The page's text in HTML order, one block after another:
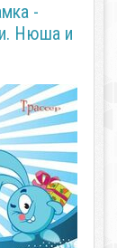
-
Нюша и